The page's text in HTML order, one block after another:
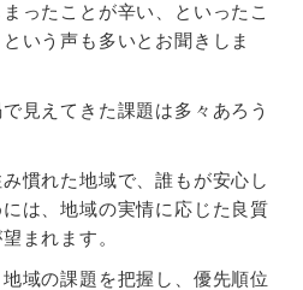
ったことが辛い、といったこ
いう声も多いとお聞きしま
見えてきた課題は多々あろう
慣れた地域で、誰もが安心し
は、地域の実情に応じた良質
まれます。
域の課題を把握し、優先順位